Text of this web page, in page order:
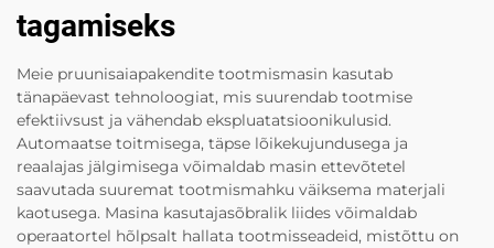
tagamiseks
Meie pruunisaiapakendite tootmismasin kasutab
tänapäevast tehnoloogiat, mis suurendab tootmise
efektiivsust ja vähendab ekspluatatsioonikulusid.
Automaatse toitmisega, täpse lõikekujundusega ja
reaalajas jälgimisega võimaldab masin ettevõtetel
saavutada suuremat tootmismahku väiksema materjali
kaotusega. Masina kasutajasõbralik liides võimaldab
operaatortel hõlpsalt hallata tootmisseadeid, mistõttu on